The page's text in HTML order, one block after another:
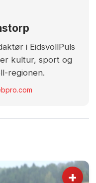
i EidsvollPuls
kultur, sport og
regionen.
+